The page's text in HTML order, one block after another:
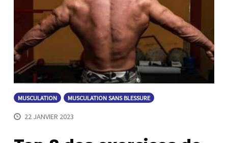
MUSCULATION MUSCULATION SANS BLESSURE
22 JANVIER 2023